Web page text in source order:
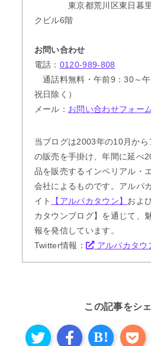
東京都荒川区東日暮里
クビル6階
お問い合わせ
電話： 0120-989-808
通話料無料・午前9：30～午
祝日除く）
メール： お問い合わせフォー
当ブログは2003年の10月から
の販売を手掛け、年間に延べ
品を販売するインペリアル・
会社によるものです。アルパ
イト
【アルパカタウン】 およ
カタウンブログ】を通じて、
報を発信しています。
Twitter情報：
アルパカタウ
この記事をシ
B!